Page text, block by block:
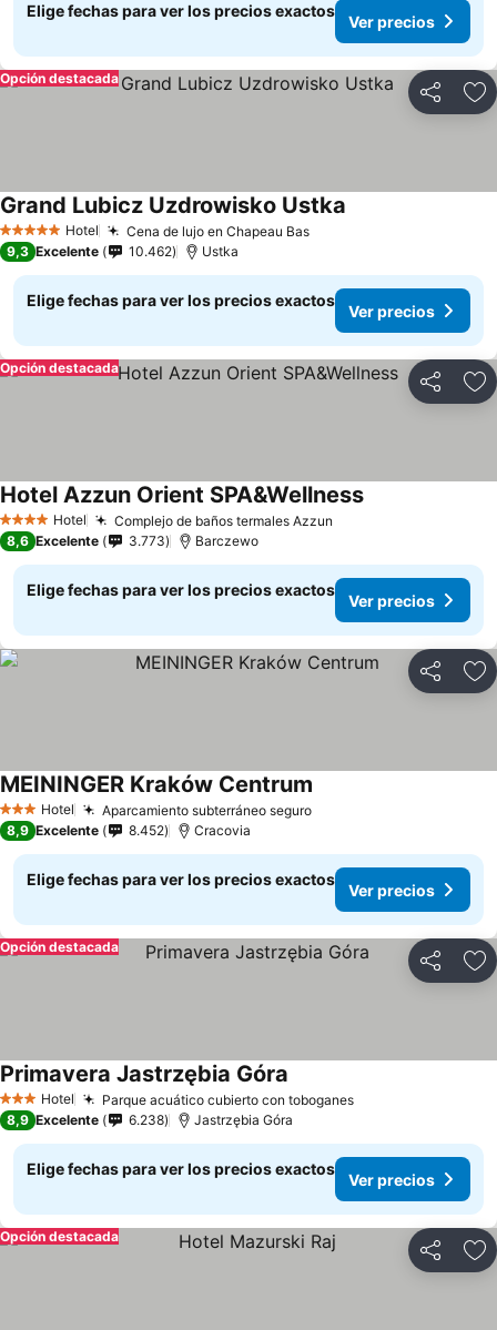
Elige fechas para ver los precios exactos
Ver precios
Compartir
Opción destacada
5 Estrellas Hotel Cena de lujo en Chapeau Bas
Grand Lubicz Uzdrowisko Ustka
9,3 Excelente 10.462 Ustka
Elige fechas para ver los precios exactos
Ver precios
Compartir
Opción destacada
4 EstrellasHotel Complejo de baños termales Azzun
Hotel Azzun Orient SPA&Wellness
8,6 Excelente 3.773 Barczewo
Elige fechas para ver los precios exactos
Ver precios
Compartir
3 Estrellas
Hotel Aparcamiento subterráneo seguro
MEININGER Kraków Centrum
8,9 Excelente 8.452 Cracovia
Elige fechas para ver los precios exactos
Ver precios
Compartir
Opción destacada
3 Estrellas
Hotel Parque acuático cubierto con toboganes
Primavera Jastrzębia Góra
8,9 Excelente 6.238 Jastrzębia Góra
Elige fechas para ver los precios exactos
Ver precios
Compartir
Opción destacada